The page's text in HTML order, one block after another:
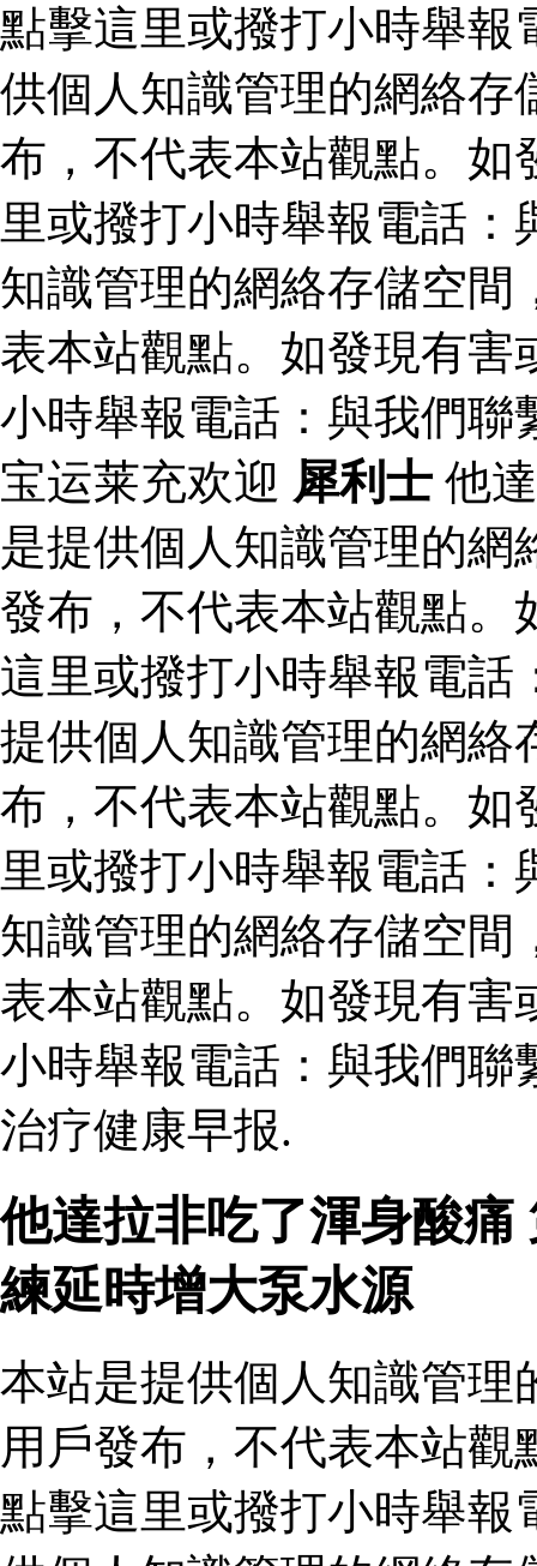
點擊這里或撥打小時舉報
供個人知識管理的網絡存
布，不代表本站觀點。如
里或撥打小時舉報電話
知識管理的網絡存儲空間
表本站觀點。如發現有害
小時舉報電話：與我們聯
宝运莱充欢迎 犀利士 他
是提供個人知識管理的
發布，不代表本站觀點。
這里或撥打小時舉報電
提供個人知識管理的網絡
布，不代表本站觀點。如
里或撥打小時舉報電話
知識管理的網絡存儲空間
表本站觀點。如發現有害
小時舉報電話：與我們聯
治疗健康早报.
他達拉非吃了渾身酸
練延時增大泵水源
本站是提供個人知識管理
用戶發布，不代表本站
點擊這里或撥打小時舉報